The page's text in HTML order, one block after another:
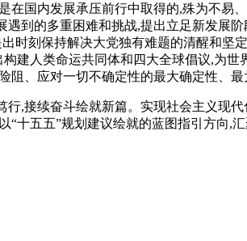
在国内发展承压前行中取得的,殊为不易
遇到的多重困难和挑战,提出立足新发展
出时刻保持解决大党独有难题的清醒和
构建人类命运共同体和四大全球倡议,为
阻、应对一切不确定性的最大确定性、
行,接续奋斗绘就新篇。实现社会主义现
“十五五”规划建议绘就的蓝图指引方向,